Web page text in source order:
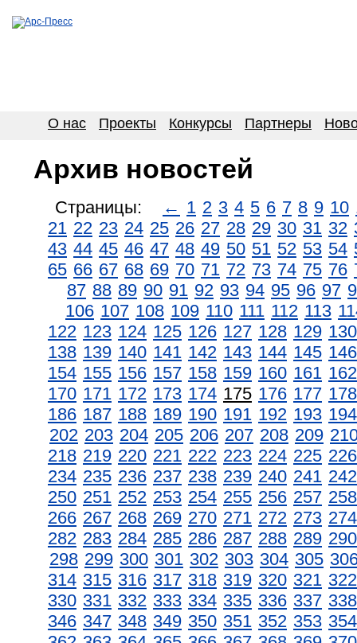
О нас Проекты Конкурсы Партнеры
Архив новостей
Страницы: ← 1 2 3 4 5 6 7 8 9 10
21 22 23 24 25 26 27 28 29 30 31 32
43 44 45 46 47 48 49 50 51 52 53 54
65 66 67 68 69 70 71 72 73 74 75 76
87 88 89 90 91 92 93 94 95 96 97
106 107 108 109 110 111 112 113
122 123 124 125 126 127 128 129 130
138 139 140 141 142 143 144 145 146
154 155 156 157 158 159 160 161 162
170 171 172 173 174 175 176 177 178
186 187 188 189 190 191 192 193 194
202 203 204 205 206 207 208 209
218 219 220 221 222 223 224 225 226
234 235 236 237 238 239 240 241 242
250 251 252 253 254 255 256 257 258
266 267 268 269 270 271 272 273 274
282 283 284 285 286 287 288 289 290
298 299 300 301 302 303 304 305
314 315 316 317 318 319 320 321 322
330 331 332 333 334 335 336 337 338
346 347 348 349 350 351 352 353 354